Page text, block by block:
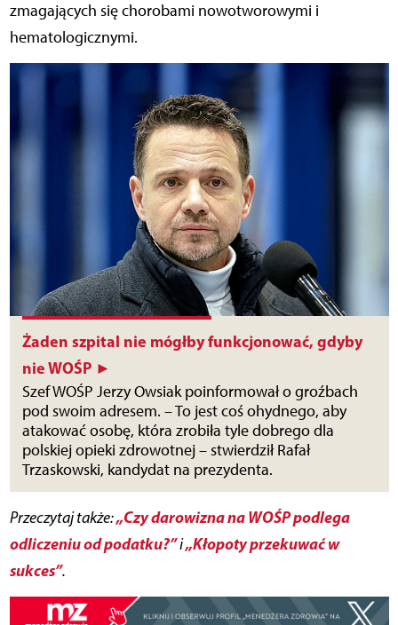
zmagających się chorobami nowotworowymi i
hematologicznymi.
Żaden szpital nie mógłby funkcjonować, gdyby
nie WOŚP ►
Szef WOŚP Jerzy Owsiak poinformował o groźbach
pod swoim adresem. – To jest coś ohydnego, aby
atakować osobę, która zrobiła tyle dobrego dla
polskiej opieki zdrowotnej – stwierdził Rafał
Trzaskowski, kandydat na prezydenta.
Przeczytaj także:„Czy darowizna na WOŚP podlega
odliczeniu od podatku?”i„Kłopoty przekuwać w
sukces”.